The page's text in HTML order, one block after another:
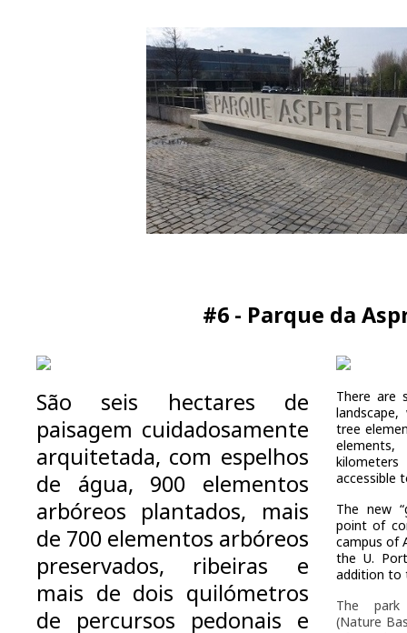
#6 - Parque da
São seis hectares de
paisagem cuidadosamente
arquitetada, com espelhos
de água, 900 elementos
arbóreos plantados, mais
de 700 elementos arbóreos
preservados, ribeiras e
mais de dois quilómetros
de percursos pedonais e
There are
tree
accessible
The new
point of
campus of
the U.
addition to
The park
(Nature